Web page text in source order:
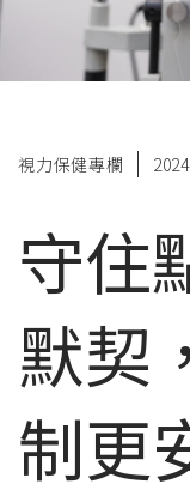
視力保健專欄
守住
默契
制更